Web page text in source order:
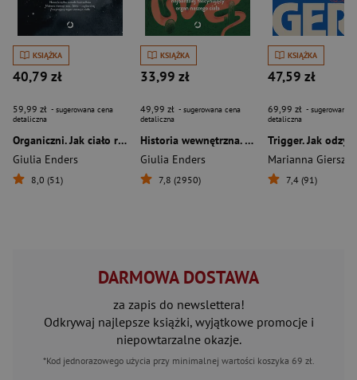
KSIĄŻKA
40,79 zł
59,99 zł - sugerowana cena
detaliczna
Organiczni. Jak ciało rozwiązuje nasze problemy
Giulia Enders
8,0 (51)
KSIĄŻKA
33,99 zł
49,99 zł - sugerowana cena
detaliczna
Historia wewnętrzna. Jelita – najbardziej fascynujący organ naszego ciała
Giulia Enders
7,8 (2950)
KSIĄŻKA
47,59 zł
69,99 zł - sugerowana
detaliczna
Marianna
7,4 (91)
DARMOWA DOSTAWA
za zapis do newslettera!
Odkrywaj najlepsze książki, wyjątkowe promocje i
niepowtarzalne okazje.
*Kod jednorazowego użycia przy minimalnej wartości koszyka 69 zł.